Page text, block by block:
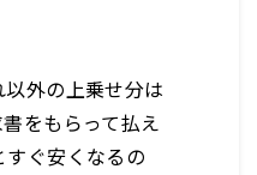
外の上乗せ分は
をもらって払え
ぐ安くなるの